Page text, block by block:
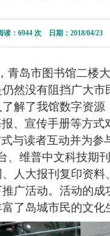
： 6944 次 日期：2018/04/23
青岛市图书馆二楼
然没有阻挡广大市
解了我馆数字资
、宣传手册等方
与读者互动并为参
维普中文科技期
人大报刊复印资
广活动。 活动的成
了岛城市民的文化